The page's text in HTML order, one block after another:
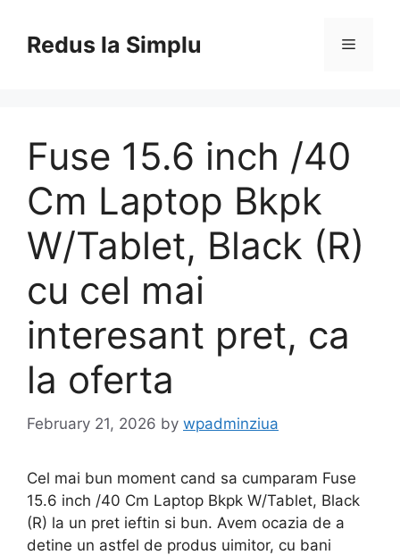
contentRedus la Simplu Menu
Fuse 15.6 inch /40
Cm Laptop Bkpk
W/Tablet, Black (R)
cu cel mai
interesant pret, ca
la oferta
February 21, 2026 by wpadminziua
Cel mai bun moment cand sa cumparam Fuse
15.6 inch /40 Cm Laptop Bkpk W/Tablet, Black
(R) la un pret ieftin si bun. Avem ocazia de a
detine un astfel de produs uimitor, cu bani